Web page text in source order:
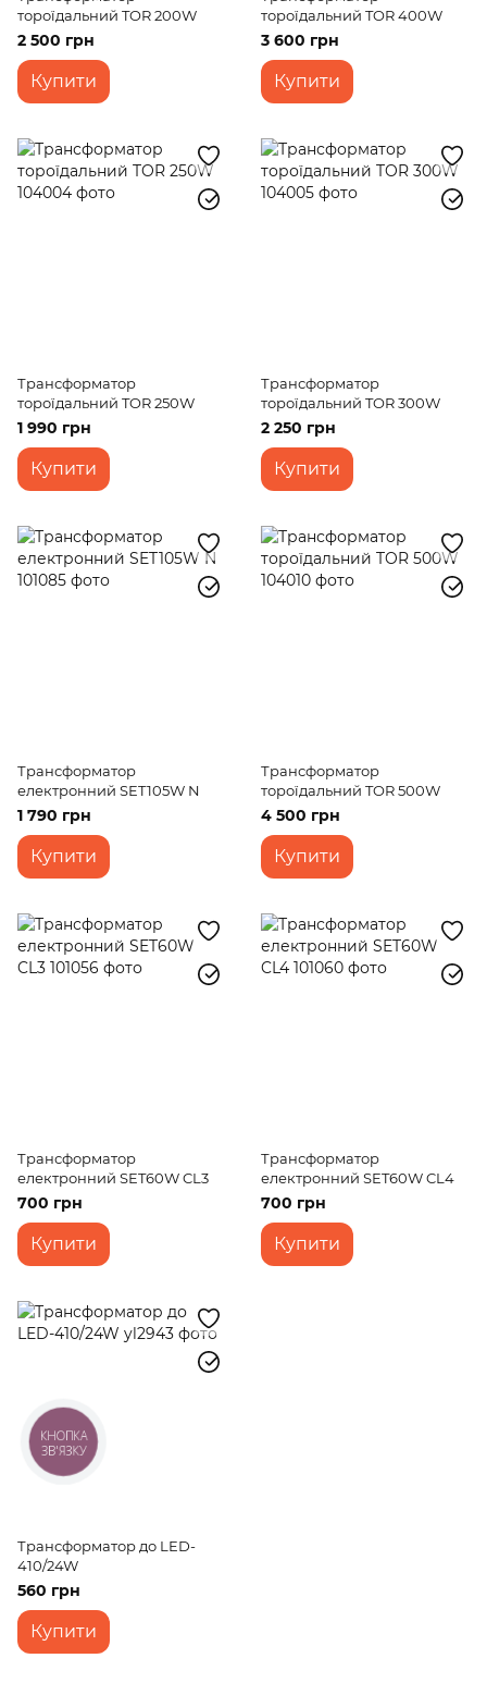
тороїдальний TOR 200W
2 500 грн
Купити
тороїдальний TOR 400W
3 600 грн
Купити
Трансформатор
тороїдальний TOR 250W
1 990 грн
Купити
Трансформатор
тороїдальний TOR 300W
2 250 грн
Купити
Трансформатор
електронний SET105W N
1 790 грн
Купити
Трансформатор
тороїдальний TOR 500W
4 500 грн
Купити
Трансформатор
електронний SET60W CL3
700 грн
Купити
Трансформатор
електронний SET60W CL4
700 грн
Купити
Трансформатор до LED-
410/24W
560 грн
Купити
КНОПКА
ЗВ'ЯЗКУ